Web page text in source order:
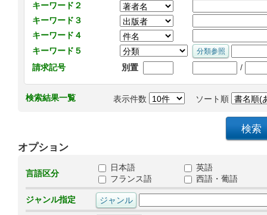
キーワード２
キーワード３
キーワード４
キーワード５
請求記号
別置 /
検索結果一覧 表示件数 ソート順
オプション
言語区分
日本語
英語
フランス語
西語・葡語
ジャンル指定